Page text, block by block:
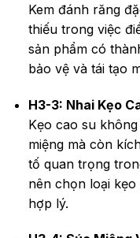
Kem đánh răng
thiếu trong việc
sản phẩm có
bảo vệ và tái tạo
H3-3: Nhai Kẹo
Kẹo cao su
miệng mà còn
tố quan trọng
nên chọn loại
hợp lý.